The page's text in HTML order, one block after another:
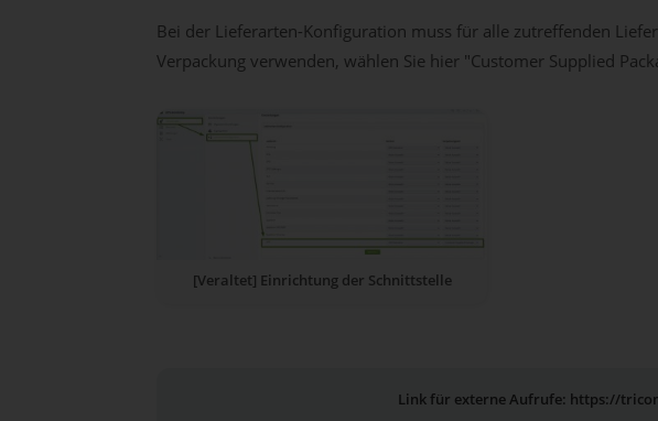
Bei der Lieferarten-Konfiguration muss für alle zutreffenden
Verpackung verwenden, wählen Sie hier "Customer Supplied
[Veraltet] Einrichtung der Schnittstelle
Link für externe Aufrufe: https://